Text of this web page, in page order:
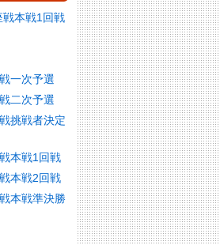
戦本戦1回戦
一次予選
二次予選
挑戦者決定
本戦1回戦
本戦2回戦
本戦準決勝